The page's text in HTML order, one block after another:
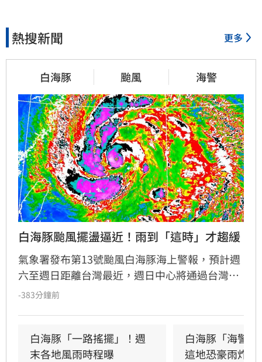
熱搜新聞 更多
白海豚 颱風 海警
白海豚颱風擺盪逼近！雨到「這時」才趨緩
氣象署發布第13號颱風白海豚海上警報，預計週
六至週日距離台灣最近，週日中心將通過台灣北
方海面。受颱風外圍環流影響，北台灣與西半部
象署特別提醒，宜花東地區位於背風側，未來兩
天恐出現38度極端高溫，請留意焚風與熱傷害。
-383分鐘前
白海豚「一路搖擺」！週
末各地風雨時程曝
白海豚「海警
這地恐豪雨炸2